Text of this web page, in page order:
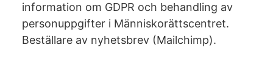
information om GDPR och behandling av
personuppgifter i Människorättscentret.
Beställare av nyhetsbrev (Mailchimp).